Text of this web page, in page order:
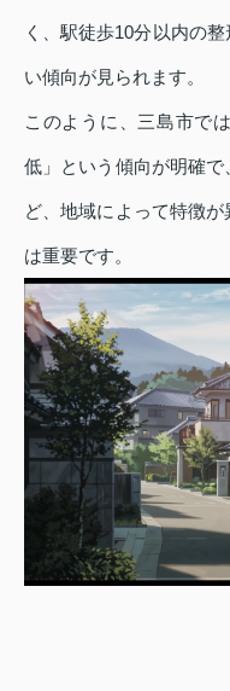
く、駅徒歩10分以内の
い傾向が見られます。
このように、三島市で
低」という傾向が明確
ど、地域によって特徴
は重要です。